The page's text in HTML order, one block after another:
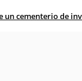
cementerio de